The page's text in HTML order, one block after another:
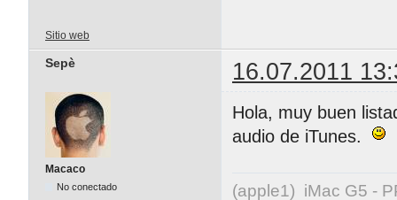
Sitio web
Sepè 16.07.2011
Macaco
No conectado
Hola, muy buen
audio de iTunes.
(apple1) iMac G5 -